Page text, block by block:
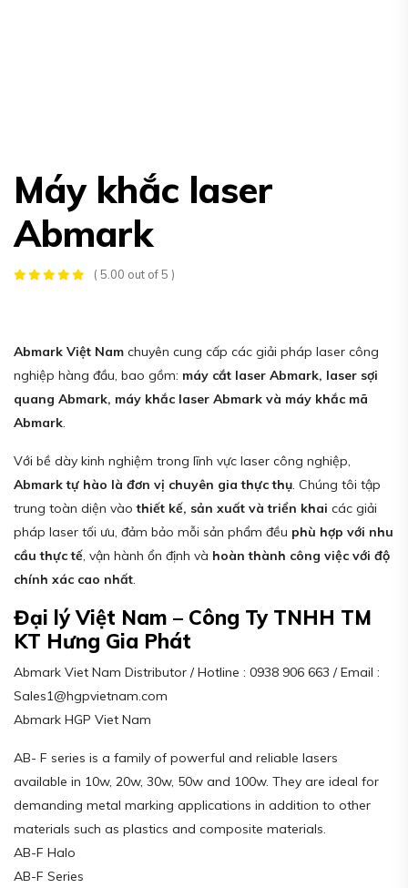
Máy khắc laser
Abmark
( 5.00 out of 5 )
Abmark Việt Nam chuyên cung cấp các giải pháp laser công
nghiệp hàng đầu, bao gồm: máy cắt laser Abmark, laser sợi
quang Abmark, máy khắc laser Abmark và máy khắc mã
Abmark.
Với bề dày kinh nghiệm trong lĩnh vực laser công nghiệp,
Abmark tự hào là đơn vị chuyên gia thực thụ. Chúng tôi tập
trung toàn diện vàothiết kế, sản xuất và triển khai các giải
pháp laser tối ưu, đảm bảo mỗi sản phẩm đều phù hợp với nhu
cầu thực tế, vận hành ổn định và hoàn thành công việc với độ
chính xác cao nhất.
Đại lý Việt Nam – Công Ty TNHH TM
KT Hưng Gia Phát
Abmark Viet Nam Distributor / Hotline : 0938 906 663 / Email :
Sales1@hgpvietnam.com
Abmark HGP Viet Nam
AB- F series is a family of powerful and reliable lasers
available in 10w, 20w, 30w, 50w and 100w. They are ideal for
demanding metal marking applications in addition to other
materials such as plastics and composite materials.
AB-F Halo
AB-F Series